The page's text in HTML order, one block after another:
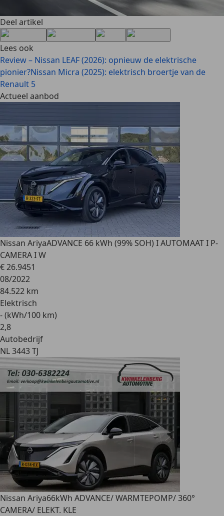
Deel artikel
Lees ook
Review – Nissan LEAF (2026): opnieuw de elektrische
pionier?Nissan Micra (2025): elektrisch broertje van de
Renault 5
Actueel aanbod
Nissan AriyaADVANCE 66 kWh (99% SOH) I AUTOMAAT I P-
CAMERA I W
€ 26.9451
08/2022
84.522 km
Elektrisch
- (kWh/100 km)
2,8
Autobedrijf
NL 3443 TJ
Nissan Ariya66kWh ADVANCE/ WARMTEPOMP/ 360°
CAMERA/ ELEKT. KLE